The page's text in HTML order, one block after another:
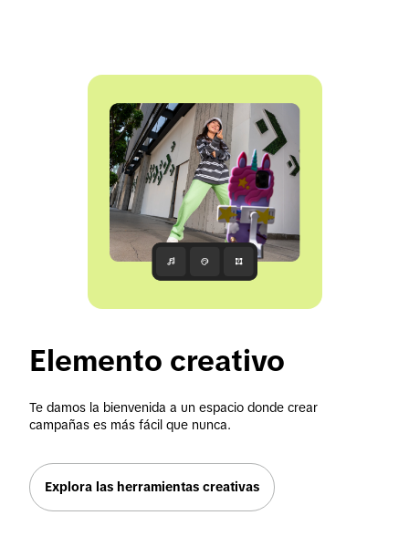
Elemento creativo
Te damos la bienvenida a un espacio donde crear
campañas es más fácil que nunca.
Explora las herramientas creativas